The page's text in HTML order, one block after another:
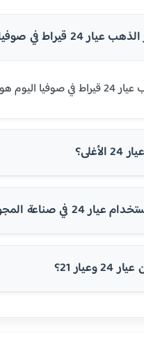
قيراط في صوفيا اليوم؟
ويحتوي على 99.9% من الذهب الخالص.
في صناعة المجوهرات؟
وعيار 21؟